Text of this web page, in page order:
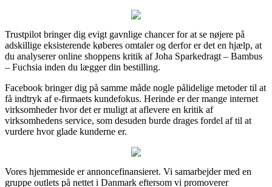
Trustpilot bringer dig evigt gavnlige chancer for at se nøjere på
adskillige eksisterende køberes omtaler og derfor er det en hjælp, at
du analyserer online shoppens kritik af Joha Sparkedragt – Bambus
– Fuchsia inden du lægger din bestilling.
Facebook bringer dig på samme måde nogle pålidelige metoder til at
få indtryk af e-firmaets kundefokus. Herinde er der mange internet
virksomheder hvor det er muligt at aflevere en kritik af
virksomhedens service, som desuden burde drages fordel af til at
vurdere hvor glade kunderne er.
Vores hjemmeside er annoncefinansieret. Vi samarbejder med en
gruppe outlets på nettet i Danmark eftersom vi promoverer